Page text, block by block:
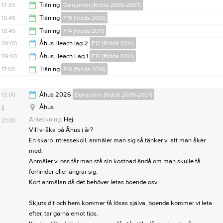
21:00
20:00
17:30 Träning Damjunior (födda 2009-2007)
19:00
18:45 Träning F15 (födda 2010)
20:00
18:45 Träning F14 (födda 2011)
20:00
09:00 Åhus Beach lag 2 F12 (födda 2014)
20:00
09:00 Åhus Beach Lag 1 F12 (födda 2014)
17:00 Träning P10 (födda 2016)
18:00
13:00 Åhus 2026 Damjunior (födda 2009-2007)
21:00
Åhus
Anteckning: Hej.
Vill vi åka på Åhus i år?
En skarp intressekoll, anmäler man sig så tänker vi att man åker
med.
Anmäler vi oss får man stå sin kostnad ändå om man skulle få
förhinder eller ångrar sig.
Kort anmälan då det behöver letas boende osv.
Skjuts dit och hem kommer få lösas själva, boende kommer vi leta
efter, tar gärna emot tips.